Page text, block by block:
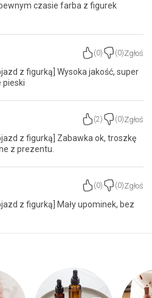
czasie farba z figurek
(0) (0)Zgłoś
z figurką] Wysoka jakość, super
pieski
(2) (0)Zgłoś
z figurką] Zabawka ok, troszkę
z prezentu.
(0) (0)Zgłoś
z figurką] Mały upominek, bez